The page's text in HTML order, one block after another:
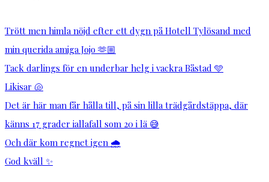
Trött men himla nöjd efter ett dygn på Hotell Tylösand med
min querida amiga Jojo 🫶🏼
Tack darlings för en underbar helg i vackra Båstad 🩵
Likisar 🐚
Det är här man får hålla till, på sin lilla trädgårdstäppa, där
känns 17 grader iallafall som 20 i lä 😅
Och där kom regnet igen 🌧️
God kväll ✨